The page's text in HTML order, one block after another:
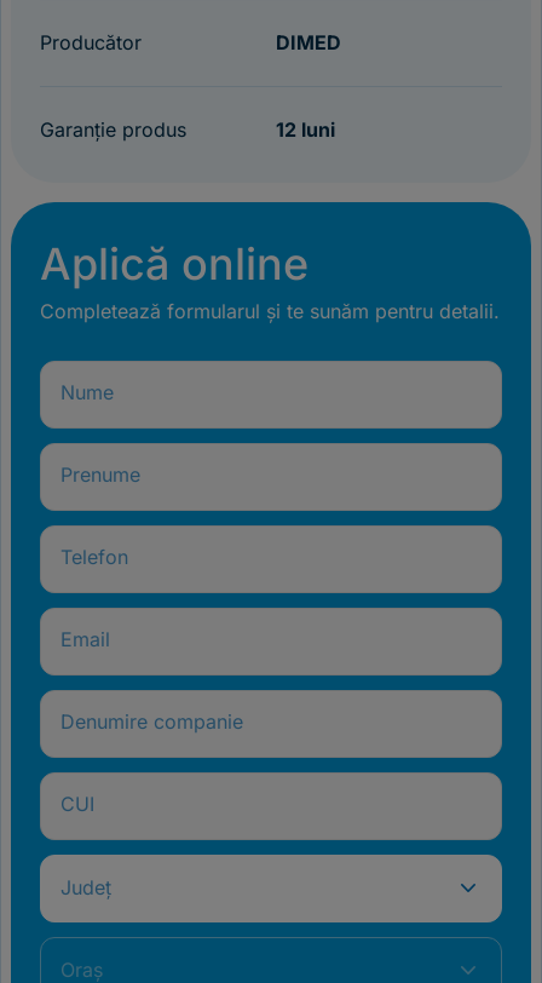
Producător DIMED
Garanție produs 12 luni
Aplică online
Completează formularul și te sunăm pentru detalii.
Nume
Prenume
Telefon
Email
Denumire companie
CUI
Județ
Oraș